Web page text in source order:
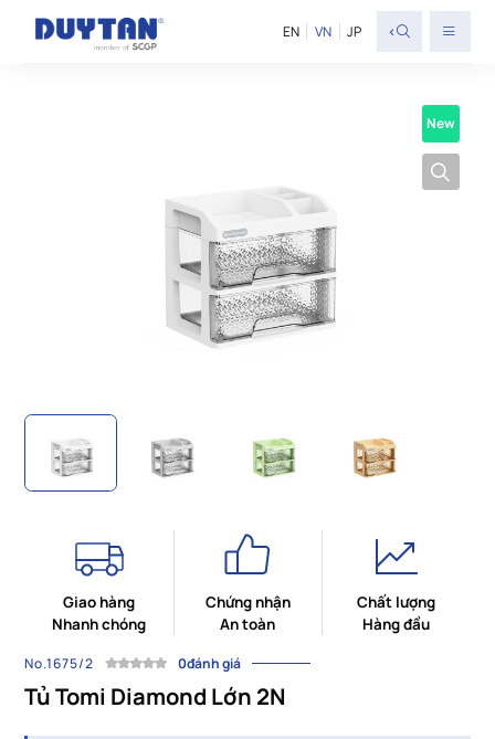
EN VN JP <
New
Giao hàng
Nhanh chóng
Chứng nhận
An toàn
Chất lượng
Hàng đầu
No.1675/2 0đánh giá
Tủ Tomi Diamond Lớn 2N